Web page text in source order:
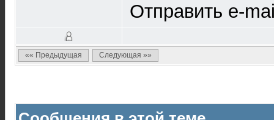
Отправить e-
«« Предыдущая Следующая »»